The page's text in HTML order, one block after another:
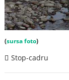
(sursa foto)
Stop-cadru